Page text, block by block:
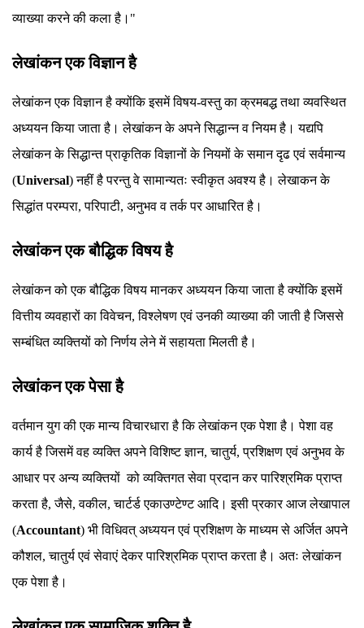
व्याख्या करने की कला है।"
लेखांकन एक विज्ञान है
लेखांकन एक विज्ञान है क्योंकि इसमें विषय-वस्तु का क्रमबद्ध तथा व्यवस्थित
अध्ययन किया जाता है। लेखांकन के अपने सिद्धान्न व नियम है। यद्यपि
लेखांकन के सिद्धान्त प्राकृतिक विज्ञानों के नियमों के समान दृढ एवं सर्वमान्य
(Universal) नहीं है परन्तु वे सामान्यतः स्वीकृत अवश्य है। लेखाकन के
सिद्धांत परम्परा, परिपाटी, अनुभव व तर्क पर आधारित है।
लेखांकन एक बौद्धिक विषय है
लेखांकन को एक बौद्धिक विषय मानकर अध्ययन किया जाता है क्योंकि इसमें
वित्तीय व्यवहारों का विवेचन, विश्लेषण एवं उनकी व्याख्या की जाती है जिससे
सम्बंधित व्यक्तियों को निर्णय लेने में सहायता मिलती है।
लेखांकन एक पेसा है
वर्तमान युग की एक मान्य विचारधारा है कि लेखांकन एक पेशा है। पेशा वह
कार्य है जिसमें वह व्यक्ति अपने विशिष्ट ज्ञान, चातुर्य, प्रशिक्षण एवं अनुभव के
आधार पर अन्य व्यक्तियों को व्यक्तिगत सेवा प्रदान कर पारिश्रमिक प्राप्त
करता है, जैसे, वकील, चार्टर्ड एकाउण्टेण्ट आदि। इसी प्रकार आज लेखापाल
(Accountant) भी विधिवत् अध्ययन एवं प्रशिक्षण के माध्यम से अर्जित अपने
कौशल, चातुर्य एवं सेवाएं देकर पारिश्रमिक प्राप्त करता है। अतः लेखांकन
एक पेशा है।